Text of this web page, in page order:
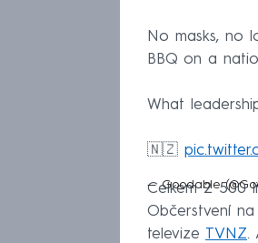
No masks, no
BBQ on a
What
🇳🇿
— Goodable
Celkem 2 500
Občerstvení
televize TVNZ.